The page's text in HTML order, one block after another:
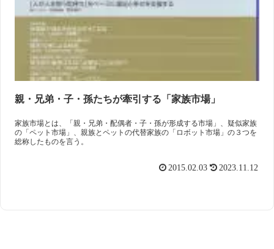
親・兄弟・子・孫たちが牽引する「家族市場」
家族市場とは、「親・兄弟・配偶者・子・孫が形成する市場」、疑似家族
の「ペット市場」、親族とペットの代替家族の「ロボット市場」の３つを
総称したものを言う。
2015.02.03 2023.11.12